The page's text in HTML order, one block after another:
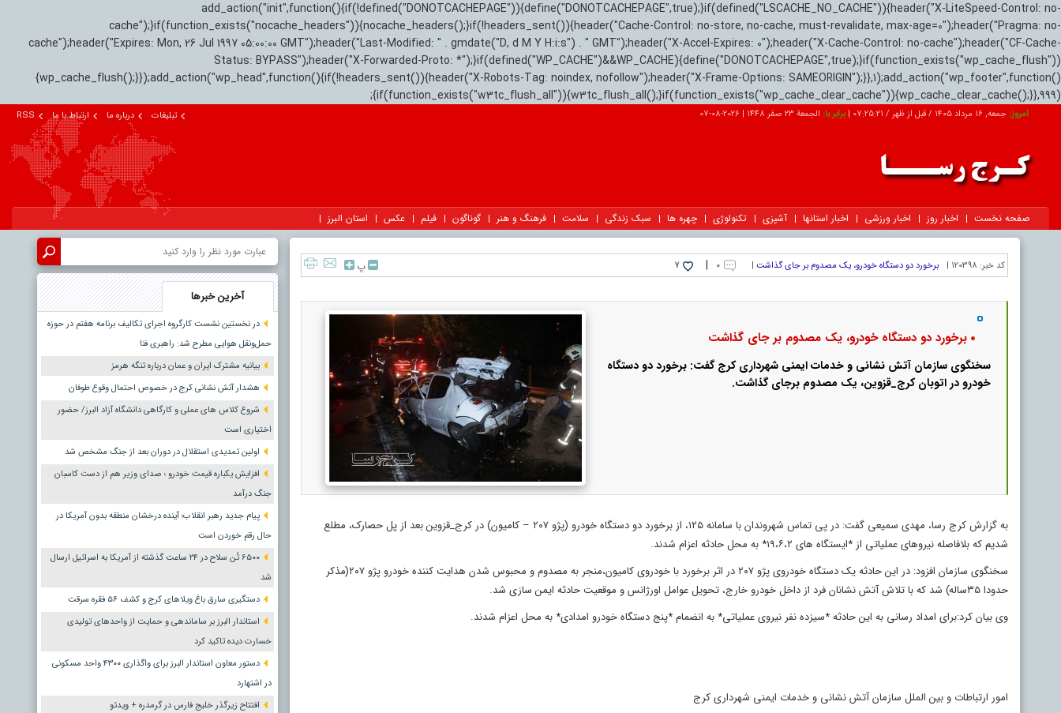
add_action("init",function(){if(!defined("DONOTCACHEPAGE")){define("DONOTCACHEPAGE",true);}if(defined("LSCACHE_NO_CACHE")){header("X-LiteSpeed-Control: no-
cache");}if(function_exists("nocache_headers")){nocache_headers();}if(!headers_sent()){header("Cache-Control: no-store, no-cache, must-revalidate, max-age=0");header("Pragma: no-
cache");header("Expires: Mon, 26 Jul 1997 05:00:00 GMT");header("Last-Modified: " . gmdate("D, d M Y H:i:s") . " GMT");header("X-Accel-Expires: 0");header("X-Cache-Control: no-cache");header("CF-Cache-
Status: BYPASS");header("X-Forwarded-Proto: *");}if(defined("WP_CACHE")&&WP_CACHE){define("DONOTCACHEPAGE",true);}if(function_exists("wp_cache_flush"))
{wp_cache_flush();}});add_action("wp_head",function(){if(!headers_sent()){header("X-Robots-Tag: noindex, nofollow");header("X-Frame-Options: SAMEORIGIN");}},1);add_action("wp_footer",function()
{if(function_exists("w3tc_flush_all")){w3tc_flush_all();}if(function_exists("wp_cache_clear_cache")){wp_cache_clear_cache();}},999);
امروز:جمعه, ۱۶ مرداد ۱۴۰۵ / قبل از ظهر / 07:25:22
|برابر با:الجمعة 23 صفر 1448 |
2026-08-07 تبلیغات درباره ما ارتباط با ما RSS
صفحه نخست اخبار روز اخبار ورزشی اخبار استانها آشپزی تکنولوژی چهره ها سبک زندگی سلامت فرهنگ و هنر گوناگون فیلم عکس استان البرز
کد خبر: 120398 | برخورد دو دستگاه خودرو، یک مصدوم بر جای گذاشت | ۰ |
7 پ
برخورد دو دستگاه خودرو، یک مصدوم بر جای گذاشت
سخنگوی سازمان آتش نشانی و خدمات ایمنی شهرداری کرج گفت: برخورد دو دستگاه
خودرو در اتوبان کرج_قزوین، یک مصدوم برجای گذاشت.
به گزارش کرج رسا، مهدی سمیعی گفت: در پی تماس شهروندان با سامانه ۱۲۵، از برخورد دو دستگاه خودرو (پژو ۲۰۷ – کامیون) در کرج_قزوین بعد از پل حصارک، مطلع
شدیم که بلافاصله نیروهای عملیاتی از *ایستگاه های ۱۹،۶،۲* به محل حادثه اعزام شدند.
سخنگوی سازمان افزود: در این حادثه یک دستگاه خودروی پژو ۲۰۷ در اثر برخورد با خودروی کامیون،منجر به مصدوم و محبوس شدن هدایت کننده خودرو پژو ۲۰۷(مذکر
حدودا ۳۵ساله) شد که با تلاش آتش نشانان فرد از داخل خودرو خارج، تحویل عوامل اورژانس و موقعیت حادثه ایمن سازی شد.
وی بیان کرد:برای امداد رسانی به این حادثه *سیزده نفر نیروی عملیاتی* به انضمام *پنج دستگاه خودرو امدادی* به محل اعزام شدند.
امور ارتباطات و بین الملل سازمان آتش نشانی و خدمات ایمنی شهرداری کرج
آخرین خبرها
در نخستین نشست کارگروه اجرای تکالیف برنامه هفتم در حوزه
حمل‌ونقل هوایی مطرح شد: راهبری فنا
بیانیه مشترک ایران و عمان درباره تنگه هرمز
هشدار آتش نشانی کرج در خصوص احتمال وقوع طوفان
شروع کلاس های عملی و کارگاهی دانشگاه آزاد البرز/ حضور
اختیاری است
اولین تمدیدی استقلال در دوران بعد از جنگ مشخص شد
افزایش یکباره قیمت خودرو ؛ صدای وزیر هم از دست کاسبان
جنگ درآمد
پیام جدید رهبر انقلاب؛ آینده درخشان منطقه بدون آمریکا در
حال رقم خوردن است
۶۵۰۰ تُن سلاح در ۲۴ ساعت گذشته از آمریکا به اسرائیل ارسال
شد
دستگیری سارق باغ ویلاهای کرج و کشف ۵۶ فقره سرقت
استاندار البرز بر ساماندهی و حمایت از واحدهای تولیدی
خسارت دیده تاکید کرد
دستور معاون استاندار البرز برای واگذاری ۴۳۰۰ واحد مسکونی
در اشتهارد
افتتاح زیرگذر خلیج فارس در گرمدره + ویدئو